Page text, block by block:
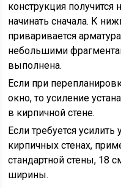
конструкция
начинать сначала. К
приваривается
небольшими
выполнена.
Если при
окно, то усиление
в кирпичной стене.
Если требуется
кирпичных стенах,
стандартной стены, 18
ширины.